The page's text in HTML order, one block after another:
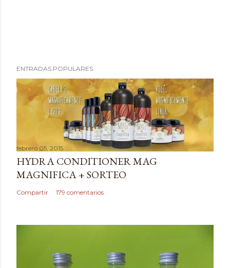
u
b
a
r
u
n
c
ENTRADAS POPULARES
febrero 05, 2015
HYDRA CONDITIONER MAG
MAGNIFICA + SORTEO
Compartir 179 comentarios